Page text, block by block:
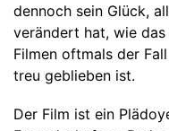
dennoch sein Glück,
verändert hat, wie
Filmen oftmals der
treu geblieben ist.
Der Film ist ein